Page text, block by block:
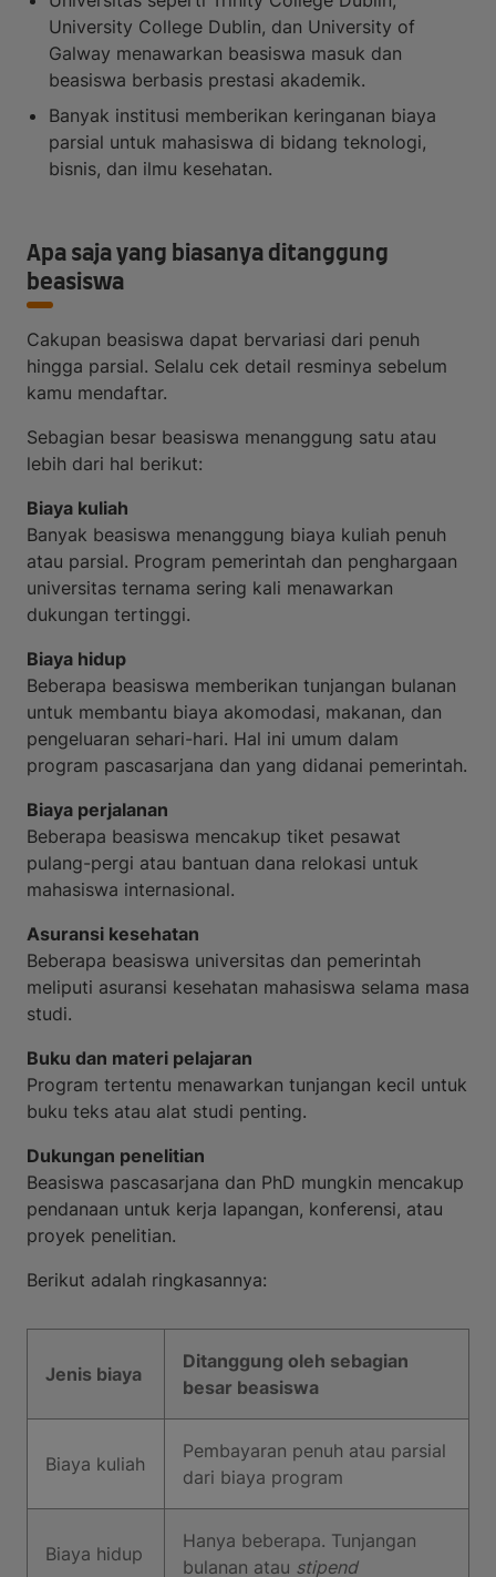
University College Dublin, dan University of
Galway menawarkan beasiswa masuk dan
beasiswa berbasis prestasi akademik.
Banyak institusi memberikan keringanan biaya
parsial untuk mahasiswa di bidang teknologi,
bisnis, dan ilmu kesehatan.
Apa saja yang biasanya ditanggung
beasiswa
Cakupan beasiswa dapat bervariasi dari penuh
hingga parsial. Selalu cek detail resminya sebelum
kamu mendaftar.
Sebagian besar beasiswa menanggung satu atau
lebih dari hal berikut:
Biaya kuliah
Banyak beasiswa menanggung biaya kuliah penuh
atau parsial. Program pemerintah dan penghargaan
universitas ternama sering kali menawarkan
dukungan tertinggi.
Biaya hidup
Beberapa beasiswa memberikan tunjangan bulanan
untuk membantu biaya akomodasi, makanan, dan
pengeluaran sehari-hari. Hal ini umum dalam
program pascasarjana dan yang didanai pemerintah.
Biaya perjalanan
Beberapa beasiswa mencakup tiket pesawat
pulang-pergi atau bantuan dana relokasi untuk
mahasiswa internasional.
Asuransi kesehatan
Beberapa beasiswa universitas dan pemerintah
meliputi asuransi kesehatan mahasiswa selama masa
studi.
Buku dan materi pelajaran
Program tertentu menawarkan tunjangan kecil untuk
buku teks atau alat studi penting.
Dukungan penelitian
Beasiswa pascasarjana dan PhD mungkin mencakup
pendanaan untuk kerja lapangan, konferensi, atau
proyek penelitian.
Berikut adalah ringkasannya:
Jenis biaya
Ditanggung oleh sebagian
besar beasiswa
Biaya kuliah
Pembayaran penuh atau parsial
dari biaya program
Biaya hidup
Hanya beberapa. Tunjangan
bulanan atau stipend